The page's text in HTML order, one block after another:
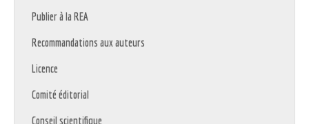
Publier à la REA
Recommandations aux auteurs
Licence
Comité éditorial
Conseil scientifique